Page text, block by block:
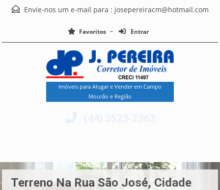
Envie-nos um e-mail para : josepereiracm@hotmail.com
Favoritos Entrar
Imóveis para Alugar e Vender em Campo
Mourão e Região
Terreno Na Rua São José, Cidade